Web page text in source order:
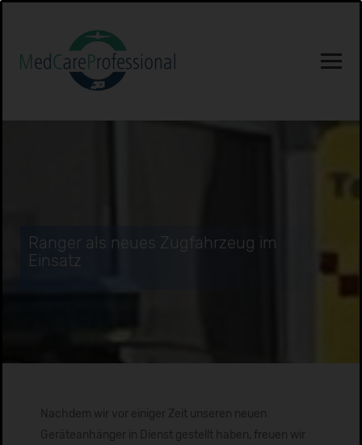
Ranger als neues Zugfahrzeug im
Einsatz
Nachdem wir vor einiger Zeit unseren neuen
Geräteanhänger in Dienst gestellt haben, freuen wir